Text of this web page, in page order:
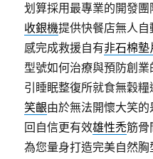
划算採用最專業的開發
收銀機提供快餐店無人
感完成救援自有非石棉墊
型號如何治療與預防創
引睡眠整復所就食無穀
笑齦由於無法開懷大笑
回自信更有效雄性禿筋骨
為您量身打造完美自然胸